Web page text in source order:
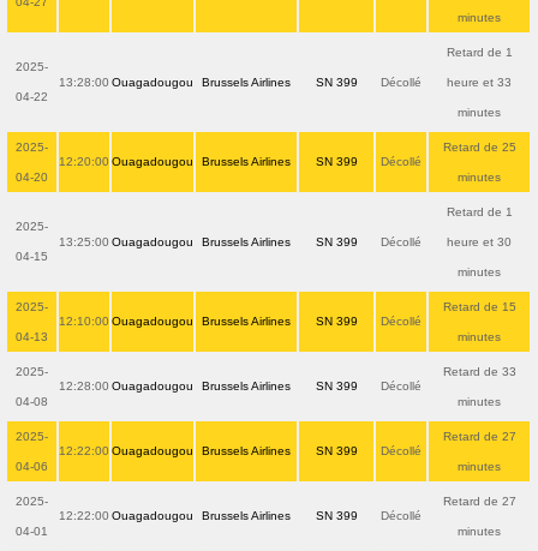
minutes
2025-
04-22
13:28:00 Ouagadougou Brussels Airlines SN 399 Décollé
Retard de 1
heure et 33
minutes
2025-
04-20
12:20:00 Ouagadougou Brussels Airlines SN 399 Décollé
Retard de 25
minutes
2025-
04-15
13:25:00 Ouagadougou Brussels Airlines SN 399 Décollé
Retard de 1
heure et 30
minutes
2025-
04-13
12:10:00 Ouagadougou Brussels Airlines SN 399 Décollé
Retard de 15
minutes
2025-
04-08
12:28:00 Ouagadougou Brussels Airlines SN 399 Décollé
Retard de 33
minutes
2025-
04-06
12:22:00 Ouagadougou Brussels Airlines SN 399 Décollé
Retard de 27
minutes
2025-
04-01
12:22:00 Ouagadougou Brussels Airlines SN 399 Décollé
Retard de 27
minutes